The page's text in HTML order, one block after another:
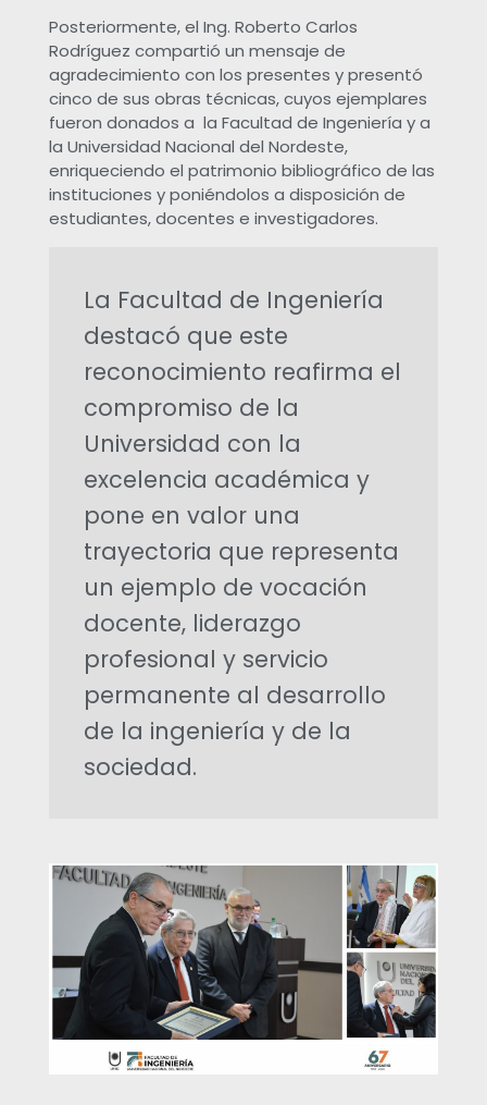
a
m
á
x
ó
a
c
Posteriormente, el Ing. Roberto Carlos
Rodríguez compartió un mensaje de
agradecimiento con los presentes y presentó
cinco de sus obras técnicas, cuyos ejemplares
fueron donados a la Facultad de Ingeniería y a
la Universidad Nacional del Nordeste,
enriqueciendo el patrimonio bibliográfico de las
instituciones y poniéndolos a disposición de
estudiantes, docentes e investigadores.
La Facultad de Ingeniería
destacó que este
reconocimiento reafirma el
compromiso de la
Universidad con la
excelencia académica y
pone en valor una
trayectoria que representa
un ejemplo de vocación
docente, liderazgo
profesional y servicio
permanente al desarrollo
de la ingeniería y de la
sociedad.